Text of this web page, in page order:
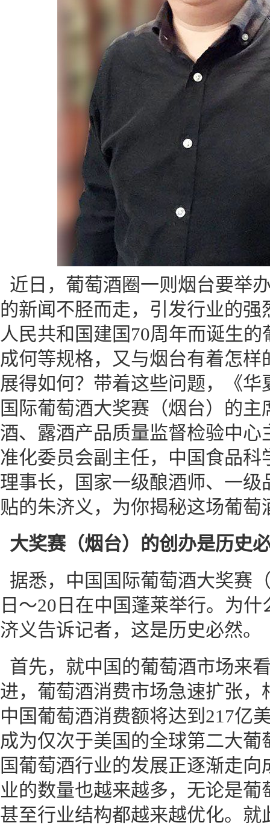
近日，葡萄酒圈一则烟台要举
的新闻不胫而走，引发行业的
人民共和国建国70周年而诞生
成何等规格，又与烟台有着怎
展得如何？带着这些问题，《
国际葡萄酒大奖赛（烟台）的
酒、露酒产品质量监督检验中
准化委员会副主任，中国食品
理事长，国家一级酿酒师、一
贴的朱济义，为你揭秘这场葡萄
大奖赛（烟台）的创办是历史
据悉，中国国际葡萄酒大奖赛
日～20日在中国蓬莱举行。为
济义告诉记者，这是历史必然。
首先，就中国的葡萄酒市场来
进，葡萄酒消费市场急速扩张，
中国葡萄酒消费额将达到217亿
成为仅次于美国的全球第二大
国葡萄酒行业的发展正逐渐走
业的数量也越来越多，无论是
甚至行业结构都越来越优化。